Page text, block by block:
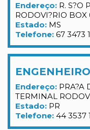
Endereço: R. S?O
RODOVI?RIO BOX
Estado: MS
Telefone: 67 3473
Endereço: PRA?A
TERMINAL
Estado: PR
Telefone: 44 3537